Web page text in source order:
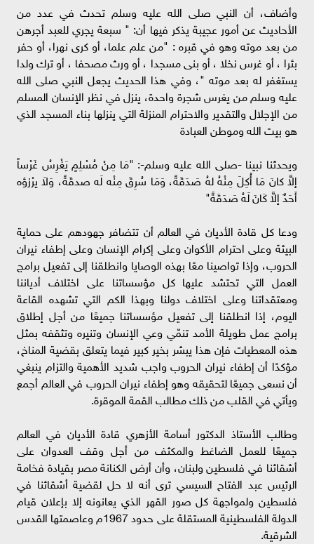
وأضاف، أن النبي صلى الله عليه وسلم تحدث في عدد من
الأحاديث عن أمور عجيبة يذكر فيها أن: " سبعة يجري للعبد أجرهن
من بعد موته وهو في قبره : "من علم علما، أو كرى نهرا، أو حفر
بئرا ، أو غرس نخلا ، أو بنى مسجدا ، أو ورث مصحفا ، أو ترك ولدا
يستغفر له بعد موته "، وفي هذا الحديث يجعل النبي صلى الله
عليه وسلم من يغرس شجرة واحدة، ينزل في نظر الإنسان المسلم
من الإجلال والتقدير والاحترام المنزلة التي ينزلها بناء المسجد الذي
هو بيت الله وموطن العبادة
ويحدثنا نبينا -صلى الله عليه وسلم-: "مَا مِنْ مُسْلِمٍ يَغْرِسُ غَرْساً
إلاَّ كانَ مَا أُكِلَ مِنْهُ لهُ صَدَقَةً، وَمَا سُرِقَ مِنْه لَه صدقَةً، وَلاَ يرْزؤه
أَحَدٌ إلاَّ كَانَ لَهُ صَدَقَةً"
ودعا كل قادة الأديان في العالم أن تتضافر جهودهم على حماية
البيئة وعلى احترام الأكوان وعلى إكرام الإنسان وعلى إطفاء نيران
الحروب، وإذا تواصينا معًا بهذه الوصايا وانطلقنا إلى تفعيل برامج
العمل التي تحتشد عليها كل مؤسساتنا على اختلاف أدياننا
ومعتقداتنا وعلى اختلاف دولنا وبهذا الكم التي تشهده القاعة
اليوم، إذا انطلقنا إلى تفعيل مؤسساتنا جميعًا من أجل إطلاق
برامج عمل طويلة الأمد تنمّي وعي الإنسان وتنيره وتثقفه بمثل
هذه المعطيات فإن هذا يبشر بخير كبير فيما يتعلق بقضية المناخ،
مؤكدًا أن إطفاء نيران الحروب واجب شديد الأهمية والتزام ينبغي
أن نسعى جميعًا لتحقيقه وهو إطفاء نيران الحروب في العالم أجمع
ويأتي في القلب من ذلك مطالب القمة الموقرة.
وطالب الأستاذ الدكتور أسامة الأزهري قادة الأديان في العالم
جميعًا للعمل الضاغط والمكثف من أجل وقف العدوان على
أشقائنا في فلسطين ولبنان، وأن أرض الكنانة مصر بقيادة فخامة
الرئيس عبد الفتاح السيسي ترى أنه لا حل لقضية أشقائنا في
فلسطين ولمواجهة كل صور القهر الذي يعانونه إلا بإعلان قيام
الدولة الفلسطينية المستقلة على حدود 1967م وعاصمتها القدس
الشرقية.